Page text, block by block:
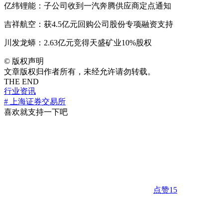
亿纬锂能：子公司收到一汽奔腾供应商定点通知
吉祥航空：获4.5亿元回购公司股份专项融资支持
川发龙蟒：2.63亿元竞得天盛矿业10%股权
© 版权声明
文章版权归作者所有，未经允许请勿转载。
THE END
行业资讯
# 上海证券交易所
喜欢就支持一下吧
点赞15